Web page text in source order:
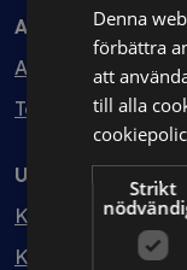
Avtal
Avtalshantering
Testa kostnadsfritt
Utbildning
Kurser
Kurspaket
Denna
förbättra
att
till alla
Strikt